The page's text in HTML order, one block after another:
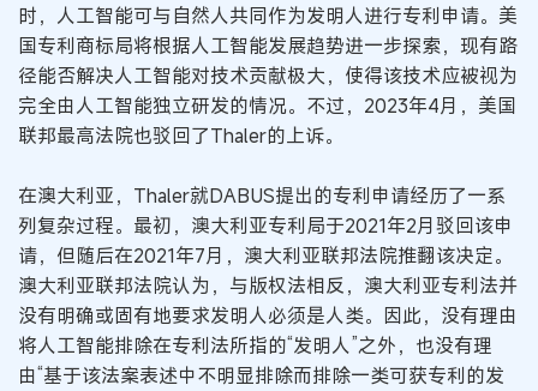
时，人工智能可与自然人共同作为发明人进行专利申请。美
国专利商标局将根据人工智能发展趋势进一步探索，现有路
径能否解决人工智能对技术贡献极大，使得该技术应被视为
完全由人工智能独立研发的情况。不过，2023年4月，美国
联邦最高法院也驳回了Thaler的上诉。
在澳大利亚，Thaler就DABUS提出的专利申请经历了一系
列复杂过程。最初，澳大利亚专利局于2021年2月驳回该申
请，但随后在2021年7月，澳大利亚联邦法院推翻该决定。
澳大利亚联邦法院认为，与版权法相反，澳大利亚专利法并
没有明确或固有地要求发明人必须是人类。因此，没有理由
将人工智能排除在专利法所指的“发明人”之外，也没有理
由“基于该法案表述中不明显排除而排除一类可获专利的发